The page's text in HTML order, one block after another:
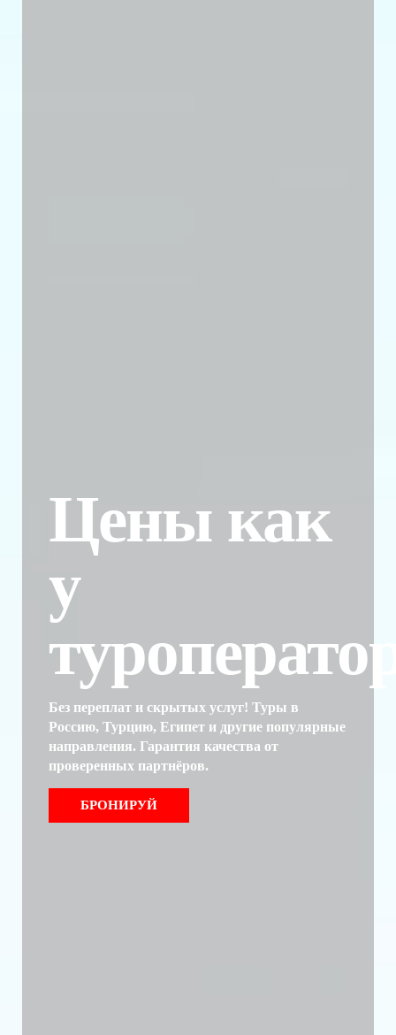
Цены как
у
Без переплат и скрытых услуг! Туры в
Россию, Турцию, Египет и другие популярные
направления. Гарантия качества от
проверенных партнёров.
БРОНИРУЙ